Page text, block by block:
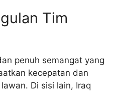
Tim
penuh semangat yang
kecepatan dan
Di sisi lain, Iraq